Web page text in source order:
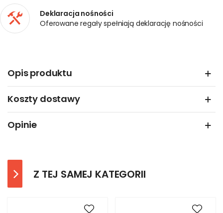
Deklaracja nośności
Oferowane regały spełniają deklarację nośności
Opis produktu
Koszty dostawy
Opinie
Z TEJ SAMEJ KATEGORII